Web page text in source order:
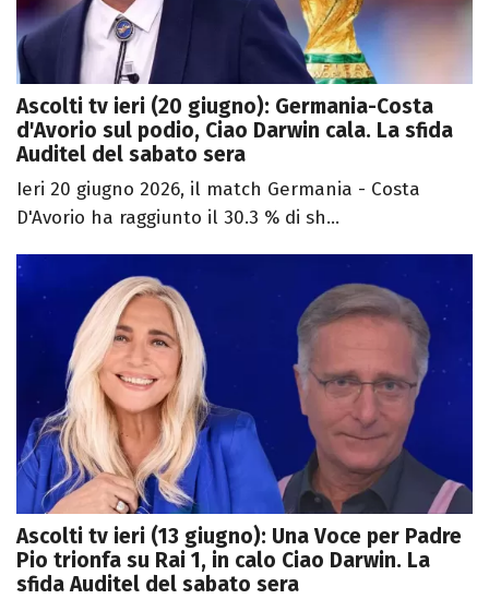
Ascolti tv ieri (20 giugno): Germania-Costa
d'Avorio sul podio, Ciao Darwin cala. La sfida
Auditel del sabato sera
Ieri 20 giugno 2026, il match Germania - Costa
D'Avorio ha raggiunto il 30.3 % di sh...
Ascolti tv ieri (13 giugno): Una Voce per Padre
Pio trionfa su Rai 1, in calo Ciao Darwin. La
sfida Auditel del sabato sera